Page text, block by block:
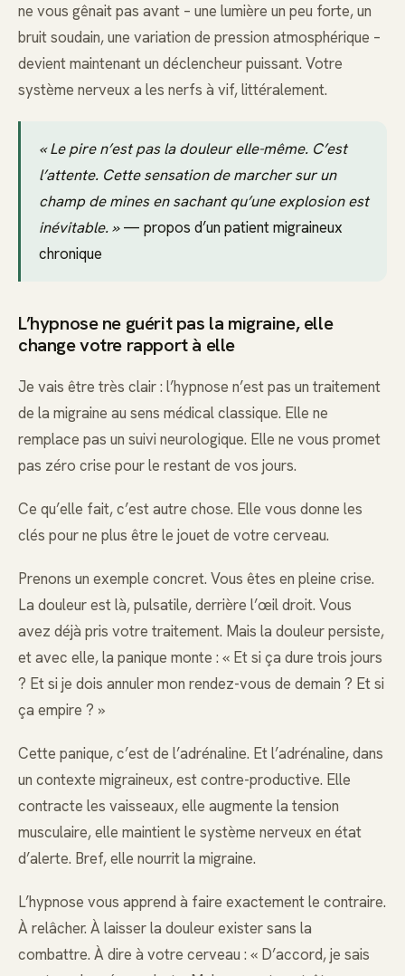
ne vous gênait pas avant – une lumière un peu forte, un
bruit soudain, une variation de pression atmosphérique –
devient maintenant un déclencheur puissant. Votre
système nerveux a les nerfs à vif, littéralement.
« Le pire n’est pas la douleur elle-même. C’est
l’attente. Cette sensation de marcher sur un
champ de mines en sachant qu’une explosion est
inévitable. »— propos d’un patient migraineux
chronique
L’hypnose ne guérit pas la migraine, elle
change votre rapport à elle
Je vais être très clair : l’hypnose n’est pas un traitement
de la migraine au sens médical classique. Elle ne
remplace pas un suivi neurologique. Elle ne vous promet
pas zéro crise pour le restant de vos jours.
Ce qu’elle fait, c’est autre chose. Elle vous donne les
clés pour ne plus être le jouet de votre cerveau.
Prenons un exemple concret. Vous êtes en pleine crise.
La douleur est là, pulsatile, derrière l’œil droit. Vous
avez déjà pris votre traitement. Mais la douleur persiste,
et avec elle, la panique monte : « Et si ça dure trois jours
? Et si je dois annuler mon rendez-vous de demain ? Et si
ça empire ? »
Cette panique, c’est de l’adrénaline. Et l’adrénaline, dans
un contexte migraineux, est contre-productive. Elle
contracte les vaisseaux, elle augmente la tension
musculaire, elle maintient le système nerveux en état
d’alerte. Bref, elle nourrit la migraine.
L’hypnose vous apprend à faire exactement le contraire.
À relâcher. À laisser la douleur exister sans la
combattre. À dire à votre cerveau : « D’accord, je sais